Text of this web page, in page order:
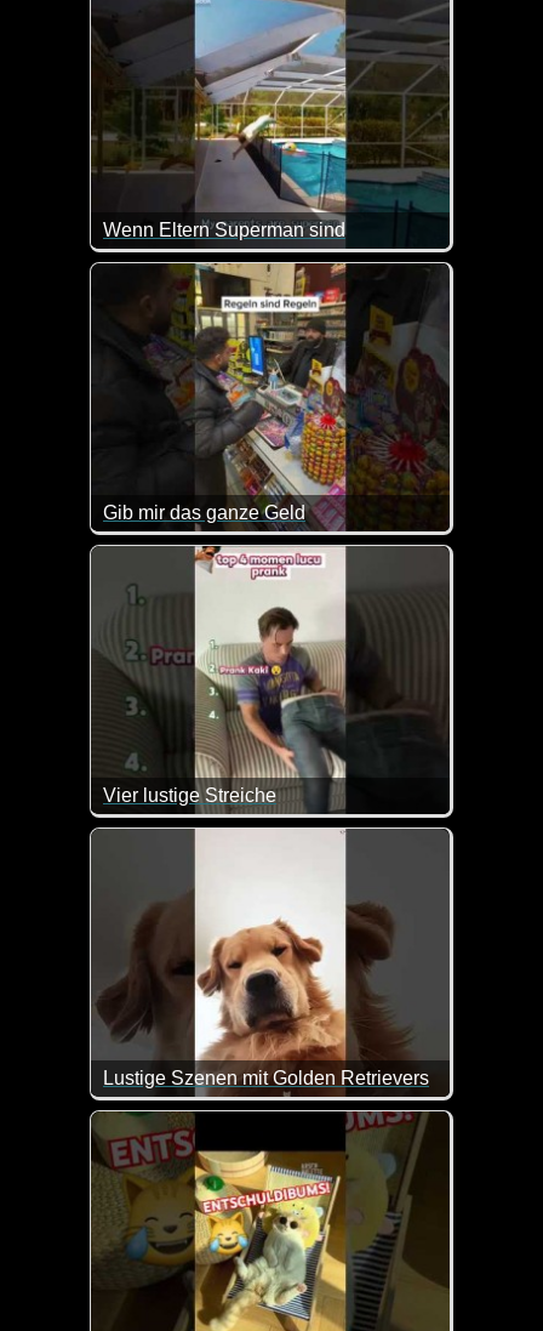
Wenn Eltern Superman sind
Hier haben die Eltern rein aus Reflex und mega
Gib mir das ganze Geld
Regeln sind Regeln, das muss man einfach
Vier lustige Streiche
Lustige Szenen mit Golden Retrievers